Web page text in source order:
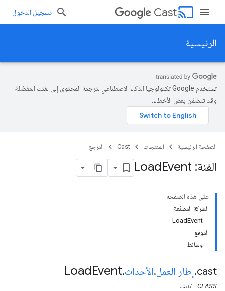
cast
Cast تسجيل الدخول
الرئيسية
تستخدم Google تكنولوجيا الذكاء الاصطناعي لترجمة المحتوى إلى لغتك المفضّلة،
وقد تتضمّن بعض الأخطاء.
الصفحة الرئيسية المنتجات Cast المرجع
الفئة: Load Event
على هذه الصفحة
الشركة المصنِّعة
LoadEvent
الموقع
وسائط
cast
.إطار العمل.الأحداث.
LoadEvent
CLASS ثابت